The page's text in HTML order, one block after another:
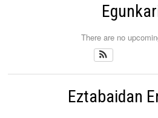
There are no
Eztabaidan